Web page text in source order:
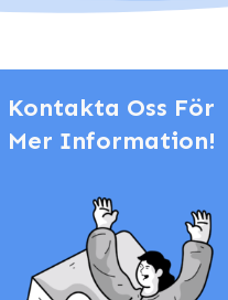
Kontakta Oss För
Mer Information!